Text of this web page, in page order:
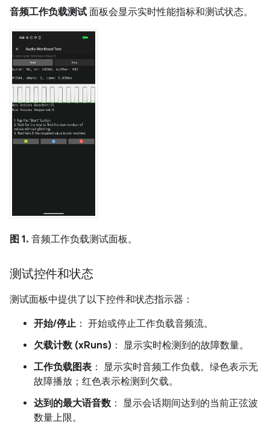
音频工作负载测试 面板会显示实时性能指标和测试状态。
图 1. 音频工作负载测试面板。
测试控件和状态
测试面板中提供了以下控件和状态指示器：
开始/停止 ： 开始或停止工作负载音频流。
欠载计数 (xRuns) ： 显示实时检测到的故障数量。
工作负载图表 ： 显示实时音频工作负载。绿色表示无
故障播放；红色表示检测到欠载。
达到的最大语音数： 显示会话期间达到的当前正弦波
数量上限。